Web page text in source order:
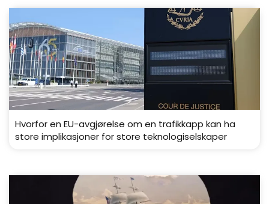
Hvorfor en EU-avgjørelse om en trafikkapp kan ha
store implikasjoner for store teknologiselskaper